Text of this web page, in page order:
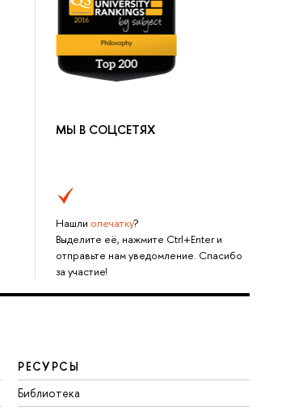
МЫ В СОЦСЕТЯХ
Нашли опечатку?
Выделите её, нажмите Ctrl+Enter и
отправьте нам уведомление. Спасибо
за участие!
РЕСУРСЫ
Библиотека